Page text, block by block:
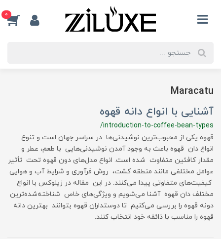
0
Maracatu
آشنایی با انواع دانه قهوه
/introduction-to-coffee-bean-types
قهوه یکی از محبوب‌ترین نوشیدنی‌ها در سراسر جهان است و تنوع
انواع دان قهوه باعث به وجود آمدن نوشیدنی‌هایی با طعم، عطر و
مقدار کافئین متفاوت شده است. انواع مدل‌های دون قهوه تحت تأثیر
عوامل مختلفی مانند منطقه کشت، روش فرآوری و شرایط آب و هوایی
کیفیت‌های متفاوتی پیدا می‌کنند. در این مقاله در زیلوکس با انواع
مختلف دان قهوه آشنا می‌شویم و ویژگی‌های خاص شناخته‌شده‌ترین
دونه قهوه را بررسی می‌کنیم تا دوستداران قهوه بتوانند بهترین دانه
قهوه را مناسب با ذائقه خود انتخاب کنند.